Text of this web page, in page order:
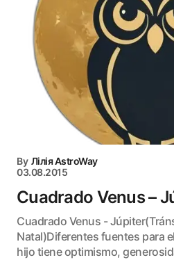
By Лілія AstroWay
03.08.2015
Cuadrado Venus –
Cuadrado Venus -
Natal)Diferentes fuentes para
hijo tiene optimismo,